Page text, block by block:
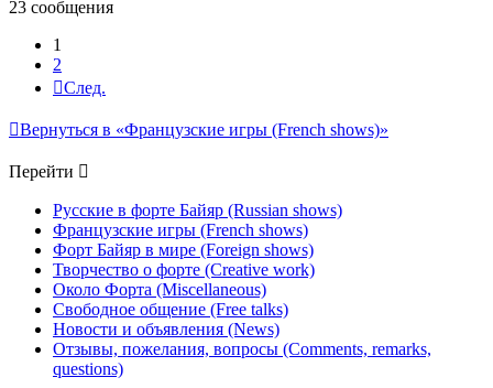
23 сообщения
1
2
След.
Вернуться в «Французские игры (French shows)»
Перейти
Русские в форте Байяр (Russian shows)
Французские игры (French shows)
Форт Байяр в мире (Foreign shows)
Творчество о форте (Creative work)
Около Форта (Miscellaneous)
Свободное общение (Free talks)
Новости и объявления (News)
Отзывы, пожелания, вопросы (Comments, remarks,
questions)